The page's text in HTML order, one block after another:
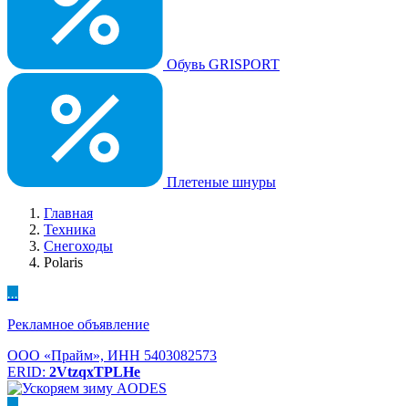
Обувь GRISPORT
Плетеные шнуры
Главная
Техника
Снегоходы
Polaris
...
Рекламное объявление
ООО «Прайм», ИНН 5403082573
ERID: 2VtzqxTPLHe